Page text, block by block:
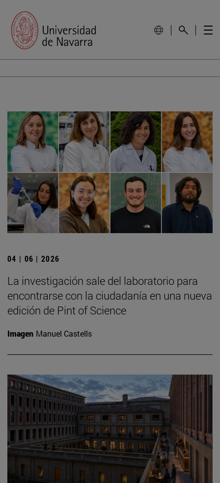
04 | 06 | 2026
La investigación sale del laboratorio para
encontrarse con la ciudadanía en una nueva
edición de Pint of Science
Imagen Manuel Castells